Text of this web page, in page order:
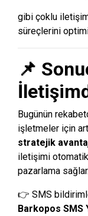
gibi çoklu
süreçlerini
📌
Bugünün
işletmeler için
stratejik
iletişimi
pazarlama sağlar.
👉 SMS
Barkopos SMS